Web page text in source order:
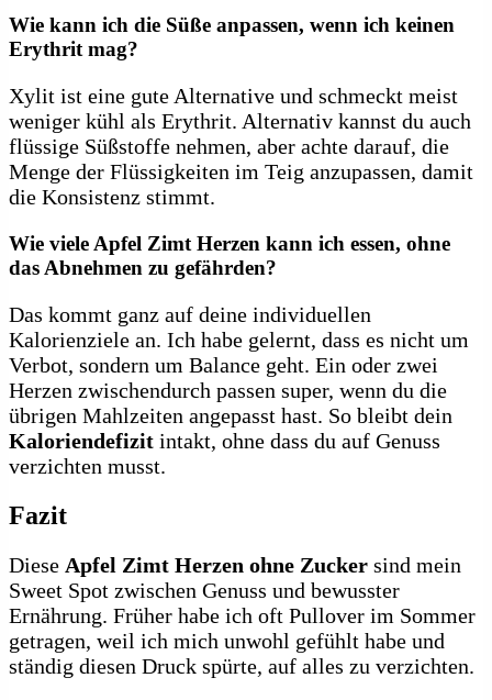
Wie kann ich die Süße anpassen, wenn ich keinen
Erythrit mag?
Xylit ist eine gute Alternative und schmeckt meist
weniger kühl als Erythrit. Alternativ kannst du auch
flüssige Süßstoffe nehmen, aber achte darauf, die
Menge der Flüssigkeiten im Teig anzupassen, damit
die Konsistenz stimmt.
Wie viele Apfel Zimt Herzen kann ich essen, ohne
das Abnehmen zu gefährden?
Das kommt ganz auf deine individuellen
Kalorienziele an. Ich habe gelernt, dass es nicht um
Verbot, sondern um Balance geht. Ein oder zwei
Herzen zwischendurch passen super, wenn du die
übrigen Mahlzeiten angepasst hast. So bleibt dein
Kaloriendefizit intakt, ohne dass du auf Genuss
verzichten musst.
Fazit
Diese Apfel Zimt Herzen ohne Zucker sind mein
Sweet Spot zwischen Genuss und bewusster
Ernährung. Früher habe ich oft Pullover im Sommer
getragen, weil ich mich unwohl gefühlt habe und
ständig diesen Druck spürte, auf alles zu verzichten.